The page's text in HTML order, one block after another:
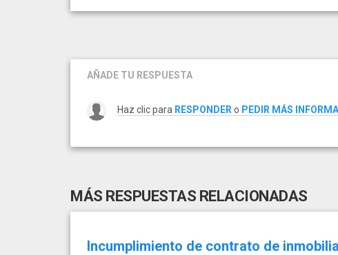
AÑADE TU RESPUESTA
Haz clic para RESPONDER o PEDIR MÁS
MÁS RESPUESTAS RELACIONADAS
Incumplimiento de contrato de